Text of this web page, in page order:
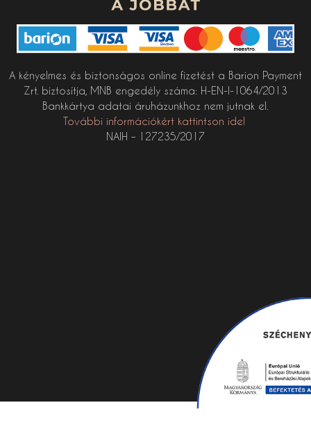
A kényelmes és biztonságos online fizetést a Barion Payment
Zrt. biztosítja, MNB engedély száma: H-EN-I-1064/2013
Bankkártya adatai áruházunkhoz nem jutnak el.
További információkért kattintson ide!
NAIH – 127235/2017